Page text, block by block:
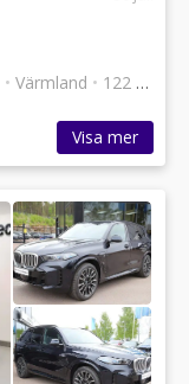
• Värmland • 122 annonser
Visa mer